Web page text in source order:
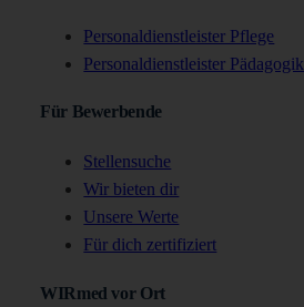
Personaldienstleister Pflege
Personaldienstleister Pädagogik
Für Bewerbende
Stellensuche
Wir bieten dir
Unsere Werte
Für dich zertifiziert
WIRmed vor Ort